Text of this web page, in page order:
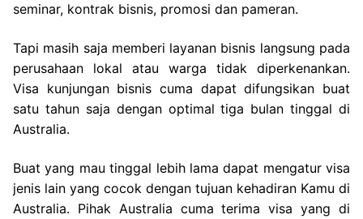
seminar, kontrak bisnis, promosi dan pameran.
Tapi masih saja memberi layanan bisnis langsung pada
perusahaan lokal atau warga tidak diperkenankan.
Visa kunjungan bisnis cuma dapat difungsikan buat
satu tahun saja dengan optimal tiga bulan tinggal di
Australia.
Buat yang mau tinggal lebih lama dapat mengatur visa
jenis lain yang cocok dengan tujuan kehadiran Kamu di
Australia. Pihak Australia cuma terima visa yang di